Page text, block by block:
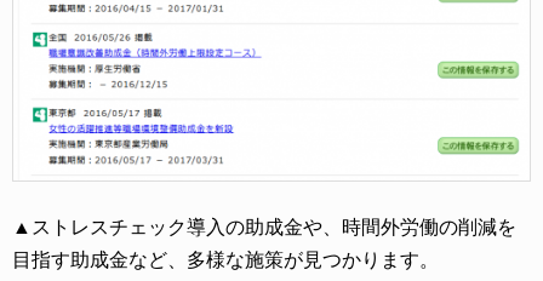
▲ストレスチェック導入の助成金や、時間外労働の削減を
目指す助成金など、多様な施策が見つかります。